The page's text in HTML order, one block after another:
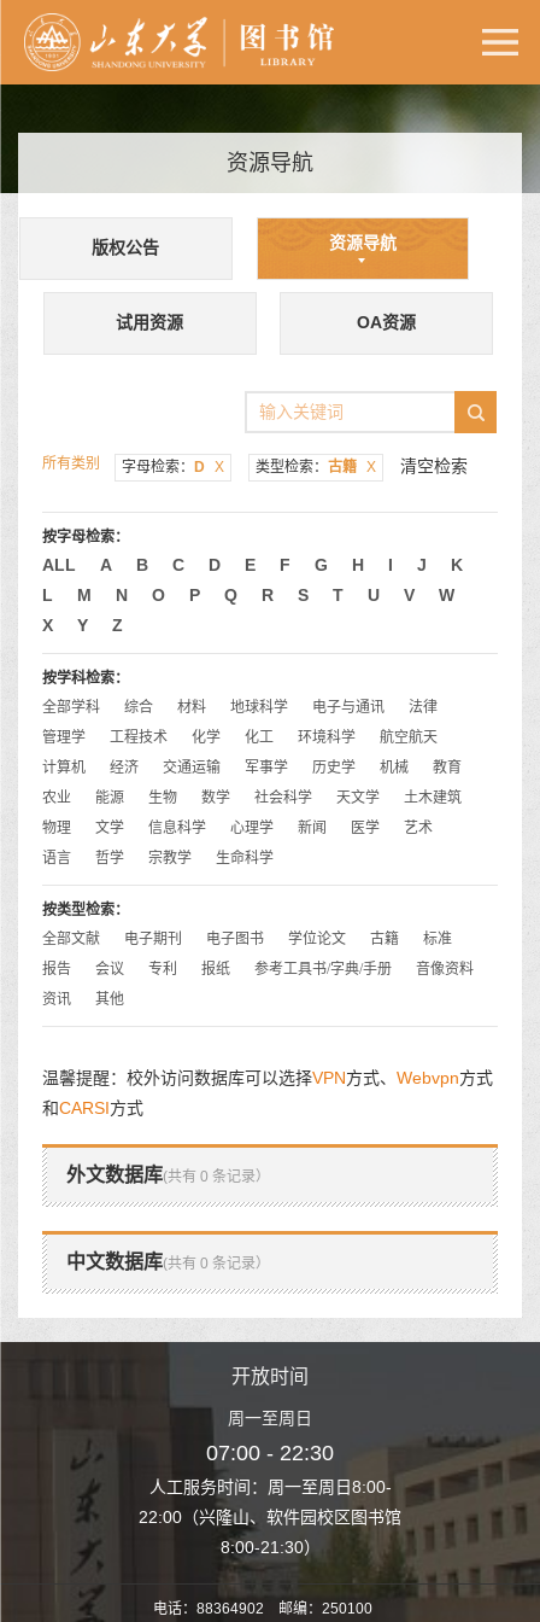
资源导航
版权公告 资源导航
试用资源 OA资源
所有类别 字母检索： D X 类型检索： 古籍 X 清空检索
按字母检索：
ALL A B C D E F G H I J
K
L
M N O P Q R S T U V
W
X
Y Z
按学科检索：
全部学科
综合 材料 地球科学 电子与通讯
法律
管理学
工程技术 化学 化工 环境科学
航空航天
计算机
经济 交通运输 军事学 历史学 机械
教育
农业
能源 生物 数学 社会科学 天文学
土木建筑
物理
文学 信息科学 心理学 新闻 医学
艺术
语言
哲学 宗教学 生命科学
按类型检索：
全部文献
电子期刊 电子图书 学位论文 古籍
标准
报告
会议 专利 报纸 参考工具书/字典/手册
音像资料
资讯
其他
温馨提醒：校外访问数据库可以选择VPN方式、 Webvpn方式
和CARSI方式
外文数据库(共有 0 条记录）
中文数据库(共有 0 条记录）
至周日8:00-
园校区图书馆
开放时间
周一至周日
07:00 - 22:30
人工服务时间：周一至周日8:00-
22:00（兴隆山、软件园校区图书馆
8:00-21:30）
人工服务时间
22:00（兴隆山
电话：88364902 邮编：250100